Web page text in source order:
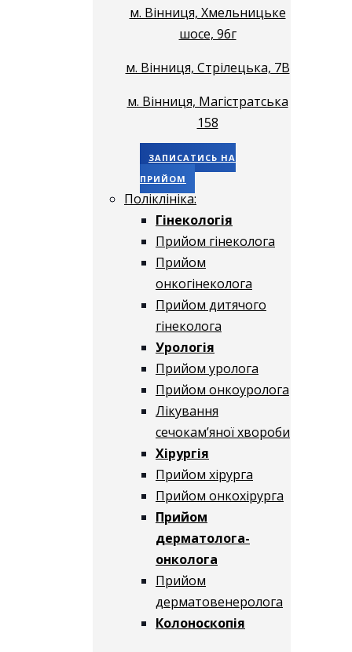
м. Вінниця, Хмельницьке
шосе, 96г
м. Вінниця, Стрілецька, 7В
м. Вінниця, Магістратська
158
ЗАПИСАТИСЬ НА
ПРИЙОМ
Поліклініка:
Гінекологія
Прийом гінеколога
Прийом
онкогінеколога
Прийом дитячого
гінеколога
Урологія
Прийом уролога
Прийом онкоуролога
Лікування
сечокам’яної хвороби
Хірургія
Прийом хірурга
Прийом онкохірурга
Прийом
дерматолога-
онколога
Прийом
дерматовенеролога
Колоноскопія